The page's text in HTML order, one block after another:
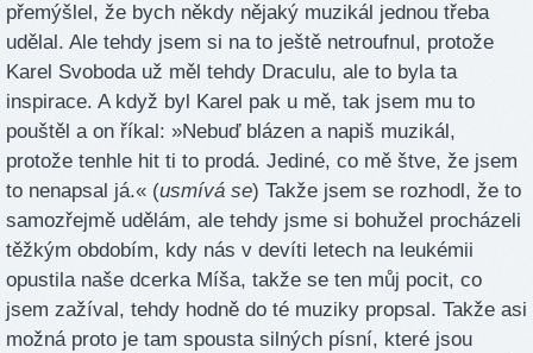
přemýšlel, že bych někdy nějaký muzikál jednou třeba
udělal. Ale tehdy jsem si na to ještě netroufnul, protože
Karel Svoboda už měl tehdy Draculu, ale to byla ta
inspirace. A když byl Karel pak u mě, tak jsem mu to
pouštěl a on říkal: »Nebuď blázen a napiš muzikál,
protože tenhle hit ti to prodá. Jediné, co mě štve, že jsem
to nenapsal já.« (usmívá se) Takže jsem se rozhodl, že to
samozřejmě udělám, ale tehdy jsme si bohužel procházeli
těžkým obdobím, kdy nás v devíti letech na leukémii
opustila naše dcerka Míša, takže se ten můj pocit, co
jsem zažíval, tehdy hodně do té muziky propsal. Takže asi
možná proto je tam spousta silných písní, které jsou